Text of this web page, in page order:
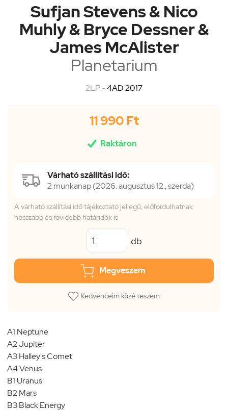
Sufjan Stevens & Nico
Muhly & Bryce Dessner &
James McAlister
Planetarium
2LP -4AD 2017
11 990 Ft
 Raktáron
Várható szállítási idő:
2 munkanap (2026. augusztus 12., szerda)
A várható szállítási idő tájékoztató jellegű, előfordulhatnak
hosszabb és rövidebb határidők is
db
Megveszem
Kedvenceim közé teszem
A1 Neptune
A2 Jupiter
A3 Halley's Comet
A4 Venus
B1 Uranus
B2 Mars
B3 Black Energy